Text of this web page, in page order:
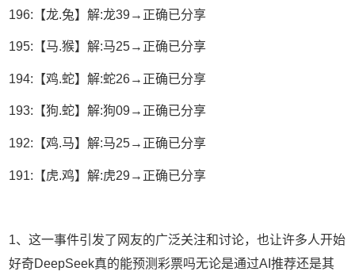
196:【龙.兔】解:龙39→正确已分享
195:【马.猴】解:马25→正确已分享
194:【鸡.蛇】解:蛇26→正确已分享
193:【狗.蛇】解:狗09→正确已分享
192:【鸡.马】解:马25→正确已分享
191:【虎.鸡】解:虎29→正确已分享
1、这一事件引发了网友的广泛关注和讨论，也让许多人开始
好奇DeepSeek真的能预测彩票吗无论是通过AI推荐还是其